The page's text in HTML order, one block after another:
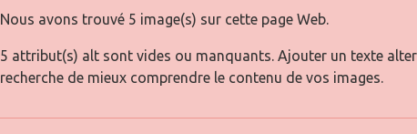
Nous avons trouvé 5 image(s) sur cette page Web.
5 attribut(s) alt sont vides ou manquants. Ajouter un texte
recherche de mieux comprendre le contenu de vos images.